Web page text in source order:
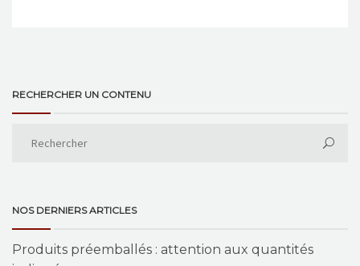
RECHERCHER UN CONTENU
NOS DERNIERS ARTICLES
Produits préemballés : attention aux quantités